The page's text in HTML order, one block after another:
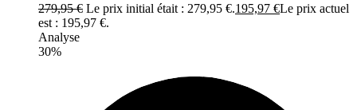
279,95€ Le prix initial était : 279,95 €.195,97 €Le prix actuel
est : 195,97 €.
Analyse
30%